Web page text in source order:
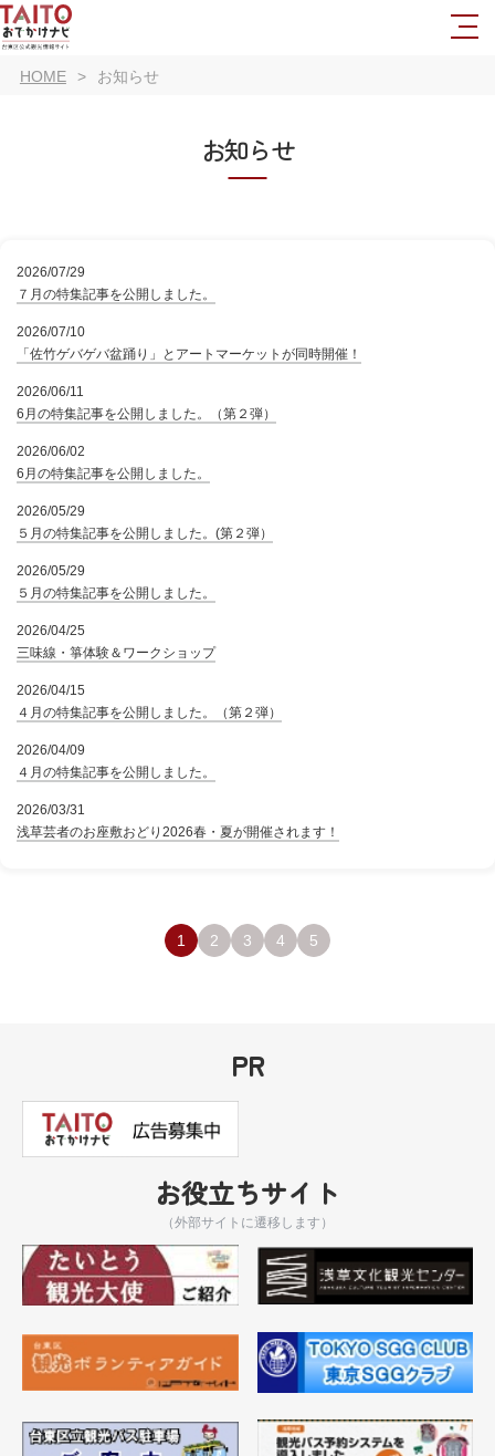
HOME お知らせ
お知らせ
2026/07/29
７月の特集記事を公開しました。
2026/07/10
「佐竹ゲバゲバ盆踊り」とアートマーケットが同時開催！
2026/06/11
6月の特集記事を公開しました。（第２弾）
2026/06/02
6月の特集記事を公開しました。
2026/05/29
５月の特集記事を公開しました。(第２弾）
2026/05/29
５月の特集記事を公開しました。
2026/04/25
三味線・箏体験＆ワークショップ
2026/04/15
４月の特集記事を公開しました。（第２弾）
2026/04/09
４月の特集記事を公開しました。
2026/03/31
浅草芸者のお座敷おどり2026春・夏が開催されます！
1 2 3 4 5
PR
お役立ちサイト
（外部サイトに遷移します）